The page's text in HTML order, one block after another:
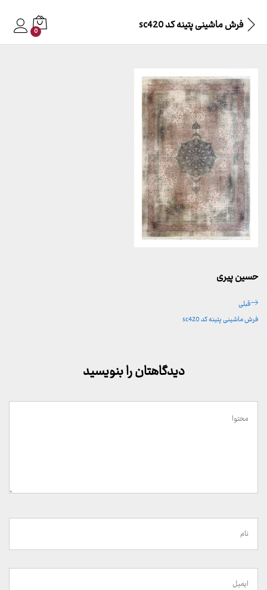
فرش ماشینی پتینه کد sc420 0
حسین پیری
راهبری
نوشته
پست
قبلی
قبلی
فرش ماشینی پتینه کد sc420
دیدگاهتان را بنویسید